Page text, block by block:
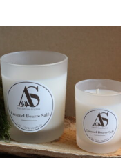
Plage
prix :
12.50 €
à
22.50 €